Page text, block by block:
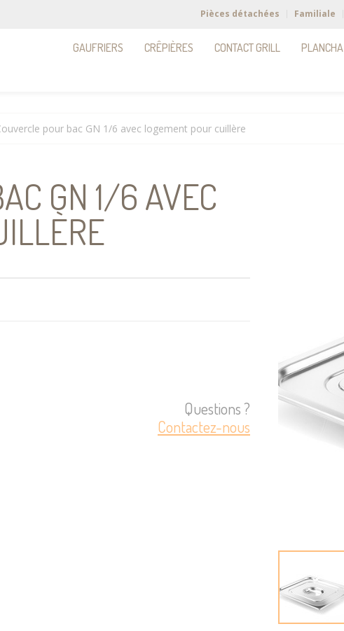
Pièces détachées Familiale
GAUFRIERS CRÊPIÈRES CONTACT GRILL PLANCHA
pour bac GN 1/6 avec logement pour cuillère
GN 1/6 AVEC
Questions ?
Contactez-nous